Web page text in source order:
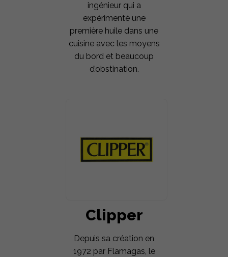
ingénieur qui a
expérimenté une
première huile dans une
cuisine avec les moyens
du bord et beaucoup
d’obstination.
Clipper
Depuis sa création en
1972 par Flamagas, le